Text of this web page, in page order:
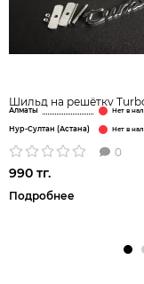
Шильд на решётку
Алматы
Нур-Султан (Астана)
0
990 тг.
Подробнее